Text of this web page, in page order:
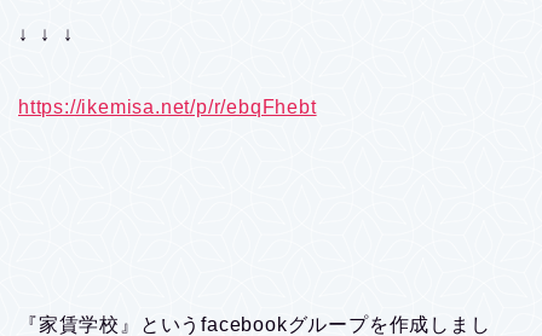
↓ ↓ ↓
https://ikemisa.net/p/r/ebqFhebt
『家賃学校』というfacebookグループを作成しまし